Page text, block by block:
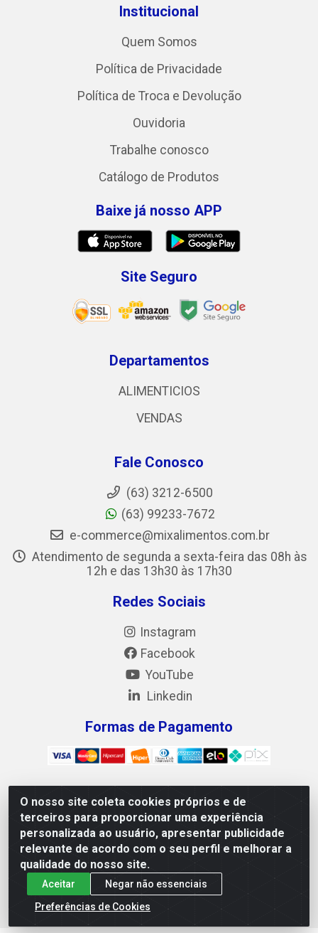
O nosso site coleta cookies próprios e de
terceiros para proporcionar uma experiência
personalizada ao usuário, apresentar publicidade
relevante de acordo com o seu perfil e melhorar a
qualidade do nosso site.
Aceitar
Negar não essenciais
Preferências de Cookies
Institucional
Quem Somos
Política de Privacidade
Política de Troca e Devolução
Ouvidoria
Trabalhe conosco
Catálogo de Produtos
Baixe já nosso APP
Site Seguro
Departamentos
ALIMENTICIOS
VENDAS
Fale Conosco
(63) 3212-6500
(63) 99233-7672
e-commerce@mixalimentos.com.br
Atendimento de segunda a sexta-feira das 08h às
12h e das 13h30 às 17h30
Redes Sociais
Instagram
Facebook
YouTube
Linkedin
Formas de Pagamento
Mix Alimentos LTDA - Quadra Asr Ne 55 (412 Norte), Alameda
02, S/N - Plano Diretor Norte, Palmas/TO - CEP 77.006-540 -
CNPJ 05.922.500/0001-02